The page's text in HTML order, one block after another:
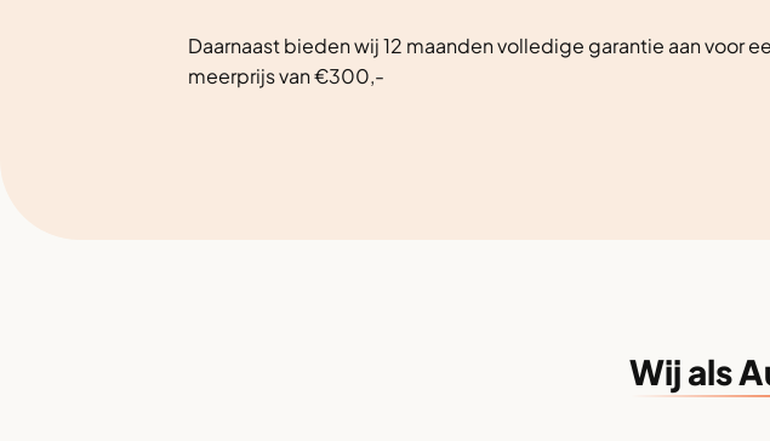
Daarnaast bieden wij 12 maanden volledige garantie aan voor
meerprijs van €300,-
Wij als